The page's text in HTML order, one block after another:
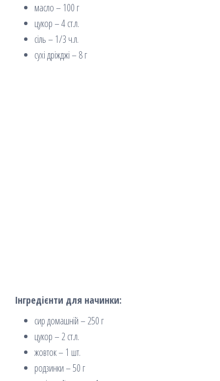
масло – 100 г
цукор – 4 ст.л.
сіль – 1/3 ч.л.
сухі дріжджі – 8 г
Інгредієнти для начинки:
сир домашній – 250 г
цукор – 2 ст.л.
жовток – 1 шт.
родзинки – 50 г